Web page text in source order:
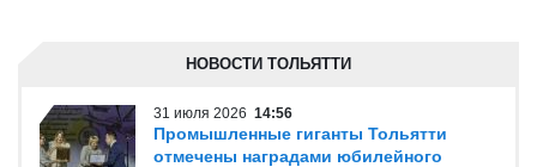
НОВОСТИ ТОЛЬЯТТИ
31 июля 2026 14:56
Промышленные гиганты Тольятти
отмечены наградами юбилейного